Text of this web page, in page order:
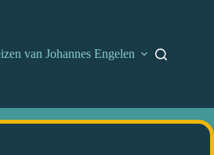
van Johannes Engelen